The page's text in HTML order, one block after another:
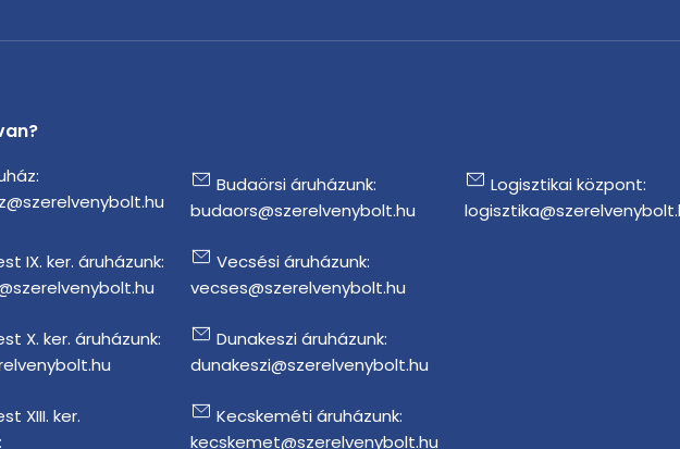
IX. ker. áruházunk:
X. ker. áruházunk:
XIII. ker.
Budaörsi áruházunk:
budaors@szerelvenybolt.hu
Vecsési áruházunk:
vecses@szerelvenybolt.hu
Dunakeszi áruházunk:
dunakeszi@szerelvenybolt.hu
Kecskeméti áruházunk:
kecskemet@szerelvenybolt.hu
Logisztikai központ: